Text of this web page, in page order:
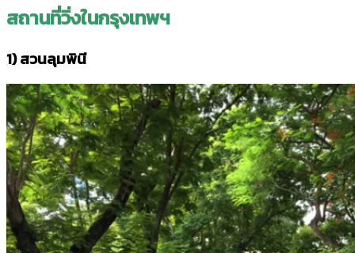
สถานที่วิ่งในกรุงเทพฯ
1)สวนลุมพินี